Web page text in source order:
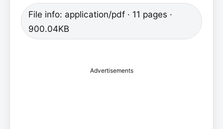
File info: application/pdf · 11 pages ·
900.04KB
Advertisements